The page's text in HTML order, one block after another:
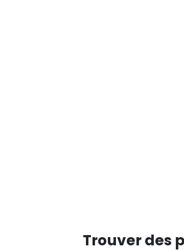
Trouver des